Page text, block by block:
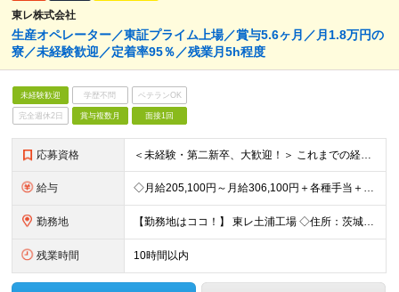
東レ株式会社
生産オペレーター／東証プライム上場／賞与5.6ヶ月／月1.8万円の
寮／未経験歓迎／定着率95％／残業月5h程度
未経験歓迎 学歴不問 ベテランOK
完全週休2日 賞与複数月 面接1回
応募資格 ＜未経験・第二新卒、大歓迎！＞ これまでの経験やスキルは一切問いません！ 「これから頑張りたい」という意欲を重視した採用です◎ 【必須資格】 ・高卒以上の方 ＜こんな想いを持つ方を歓迎します！＞
給与 ◇月給205,100円～月給306,100円＋各種手当＋賞与年2回 ※一律支給：交代手当（2万5,000円）が月給に含まれます。 ※経験・能力を考慮したうえで決定 ※時間外手当は別途、全額支給 ※試
勤務地 【勤務地はココ！】 東レ土浦工場 ◇住所：茨城県土浦市北神立町2-1 ★嬉しい【転勤なし】！腰を据えて働けます！ ＜気になるアクセス方法は？＞ 【マイカー・バイク通勤の方】 もちろん車通勤OK！（広
残業時間 10時間以内